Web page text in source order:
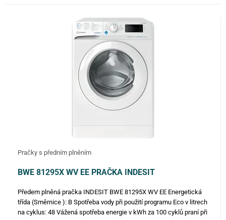
Pračky s předním plněním
BWE 81295X WV EE PRAČKA INDESIT
Předem plněná pračka INDESIT BWE 81295X WV EE Energetická
třída (Směrnice ): B Spotřeba vody při použití programu Eco v litrech
na cyklus: 48 Vážená spotřeba energie v kWh za 100 cyklů praní při